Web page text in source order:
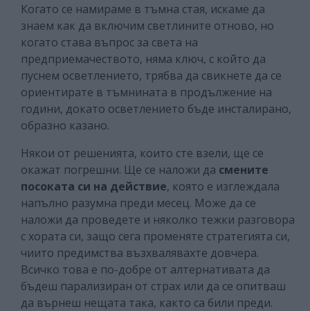
Когато се намираме в тъмна стая, искаме да
знаем как да включим светлините отново, но
когато става въпрос за света на
предприемачеството, няма ключ, с който да
пуснем осветлението, трябва да свикнете да се
ориентирате в тъмнината в продължение на
години, докато осветлението бъде инсталирано,
образно казано.
Някои от решенията, които сте взели, ще се
окажат погрешни. Ще се наложи да смените
посоката си на действие, която е изглеждала
напълно разумна преди месец. Може да се
наложи да проведете и няколко тежки разговора
с хората си, защо сега променяте стратегията си,
чиито предимства възхвалявахте довчера.
Всичко това е по-добре от алтернативата да
бъдеш парализиран от страх или да се опитваш
да върнеш нещата така, както са били преди.